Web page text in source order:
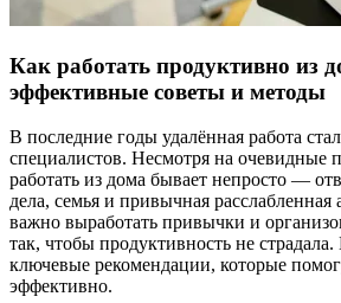
Как работать продуктивно из
эффективные советы и методы
В последние годы удалённая работа
специалистов. Несмотря на очевидные
работать из дома бывает непросто —
дела, семья и привычная
важно выработать привычки и
так, чтобы продуктивность не
ключевые рекомендации, которые
эффективно.